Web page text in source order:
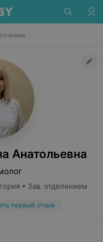
Анатольевна
• Зав. отделением
первый отзыв